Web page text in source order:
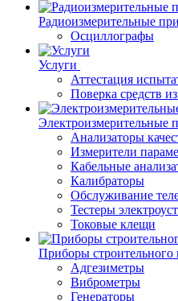
Радиоизмерительные
Осциллографы
Услуги
Аттестация
Поверка средств
Электроизмерительные
Анализаторы
Измерители
Кабельные
Калибраторы
Обслуживание
Тестеры
Токовые клещи
Приборы строительного
Адгезиметры
Виброметры
Генераторы